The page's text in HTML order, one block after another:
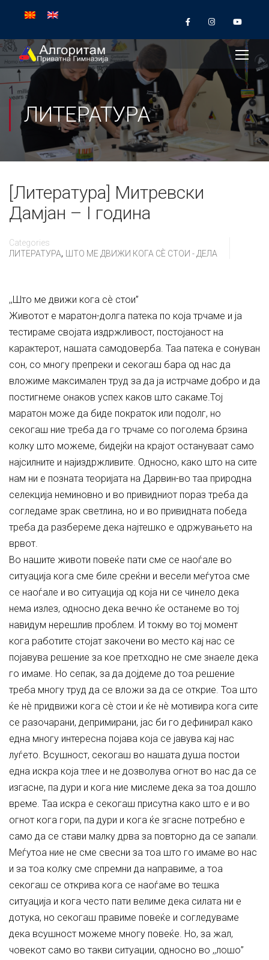
ЛИТЕРАТУРА
[Литература] Митревски
Дамјан – I година
Categories
ЛИТЕРАТУРА, ШТО МЕ ДВИЖИ КОГА СÈ СТОИ - ДЕЛА
,,Што ме движи кога сѐ стои”
Животот e маратон-долга патека по којa трчаме и ја
тестираме својата издржливост, постојаност на
карактерот, нашата самодоверба. Таа патека е сонуван
сон, со многу препреки и секогаш бара од нас да
вложиме максимален труд за да ја истрчаме добро и да
постигнеме онаков успех каков што сакаме.Тој
маратон може да биде пократок или подолг, но
секогаш ние треба да го трчаме со поголема брзина
колку што можеме, бидејќи на крајот остануваат само
најсилните и најиздржливите. Односно, како што на сите
нам ни е позната теоријата на Дарвин-во таа природна
селекција неминовно и во привидниот пораз треба да
согледаме зрак светлина, но и во привидната победа
треба да разбереме дека најтешко е одржувањето на
врвот.
Во нашите животи повеќе пати сме се наоѓале во
ситуација кога сме биле среќни и весели меѓутоа сме
се наоѓале и во ситуација од која ни се чинело дека
нема излез, односно дека вечно ќе останеме во тој
навидум нерешлив проблем. И токму во тој момент
кога работите стојат закочени во место кај нас се
појавува решение за кое претходно не сме знаеле дека
го имаме. Но сепак, за да дојдеме до тоа решение
треба многу труд да се вложи за да се открие. Тоа што
ќе нѐ придвижи кога сѐ стои и ќе нѐ мотивира кога сите
се разочарани, депримирани, јас би го дефинирал како
една многу интересна појава која се јавува кај нас
луѓето. Всушност, секогаш во нашата душа постои
една искра која тлее и не дозволува огнот во нас да се
изгасне, па дури и кога ние мислеме дека за тоа дошло
време. Таа искра е секогаш присутна како што е и во
огнот кога гори, па дури и кога ќе згасне потребно е
само да се стави малку дрва за повторно да се запали.
Меѓутоа ние не сме свесни за тоа што го имаме во нас
и за тоа колку сме спремни да направиме, а тоа
секогаш се открива кога се наоѓаме во тешка
ситуација и кога често пати велиме дека силата ни е
дотука, но секогаш правиме повеќе и согледуваме
дека всушност можеме многу повеќе. Но, за жал,
човекот само во такви ситуации, односно во ,,лошо”